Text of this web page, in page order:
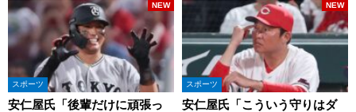
スポーツ
安仁屋氏「後輩だけに頑張っ
NEW
スポーツ
安仁屋氏「こういう守りはダ
NEW